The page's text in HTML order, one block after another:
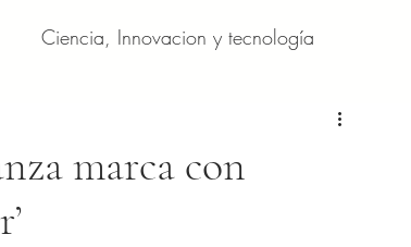
Ciencia, Innovacion y tecnología
Cultura, sociedad y entretenimiento
marca con